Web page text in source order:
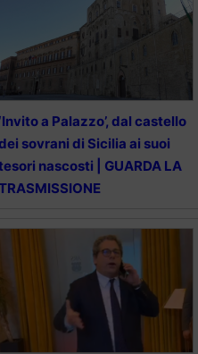
‘Invito a Palazzo’, dal castello
sovrani di Sicilia ai suoi
nascosti | GUARDA LA